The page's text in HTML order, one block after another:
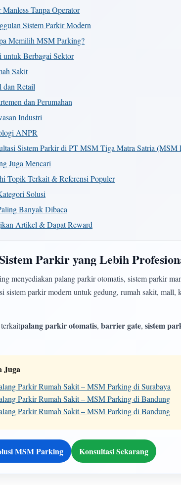
Manless Tanpa Operator
Sistem Parkir Modern
Memilih MSM Parking?
untuk Berbagai Sektor
Sakit
dan Retail
dan Perumahan
Industri
ANPR
Sistem Parkir di PT MSM Tiga Matra Satria (MSM
Juga Mencari
Topik Terkait & Referensi Populer
Solusi
Banyak Dibaca
Artikel & Dapat Reward
Parkir yang Lebih
menyediakan palang parkir otomatis, sistem parkir
sistem parkir modern untuk gedung, rumah sakit, mall,
palang parkir otomatis, barrier gate, sistem
Juga
Parkir Rumah Sakit – MSM Parking di Surabaya
Parkir Rumah Sakit – MSM Parking di Bandung
Parkir Rumah Sakit – MSM Parking di Bandung
MSM Parking Konsultasi Sekarang